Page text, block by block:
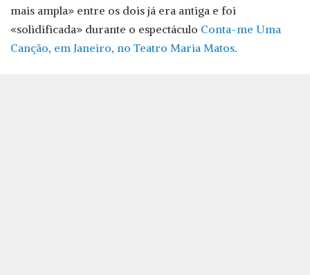
mais ampla» entre os dois já era antiga e foi
«solidificada» durante o espectáculo Conta-me Uma
Canção, em Janeiro, no Teatro Maria Matos.